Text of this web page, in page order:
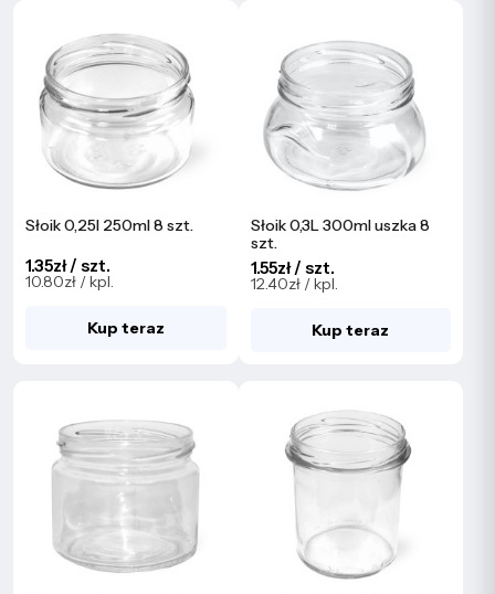
Słoik 0,25l 250ml 8 szt.
1.35zł / szt.
10.80zł / kpl.
Kup teraz
Słoik 0,3L 300ml uszka 8
szt.
1.55zł / szt.
12.40zł / kpl.
Kup teraz